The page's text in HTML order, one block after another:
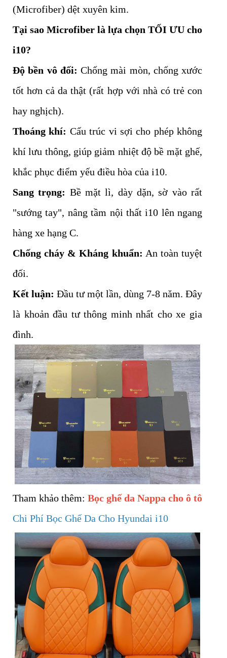
(Microfiber) dệt xuyên kim.
Tại sao Microfiber là lựa chọn TỐI ƯU cho
i10?
Độ bền vô đối: Chống mài mòn, chống xước
tốt hơn cả da thật (rất hợp với nhà có trẻ con
hay nghịch).
Thoáng khí: Cấu trúc vi sợi cho phép không
khí lưu thông, giúp giảm nhiệt độ bề mặt ghế,
khắc phục điểm yếu điều hòa của i10.
Sang trọng: Bề mặt lì, dày dặn, sờ vào rất
"sướng tay", nâng tầm nội thất i10 lên ngang
hàng xe hạng C.
Chống cháy & Kháng khuẩn: An toàn tuyệt
đối.
Kết luận: Đầu tư một lần, dùng 7-8 năm. Đây
là khoản đầu tư thông minh nhất cho xe gia
đình.
Tham khảo thêm: Bọc ghế da Nappa cho ô tô
Chi Phí Bọc Ghế Da Cho Hyundai i10